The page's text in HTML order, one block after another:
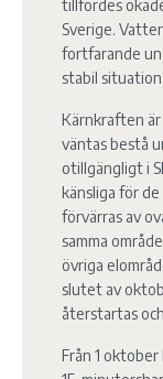
tillfördes
Sverige.
fortfarande
stabil situation.
Kärnkraften
väntas bestå
otillgängligt i
känsliga för
förvärras av
samma
övriga
slutet av
återstartas
Från 1